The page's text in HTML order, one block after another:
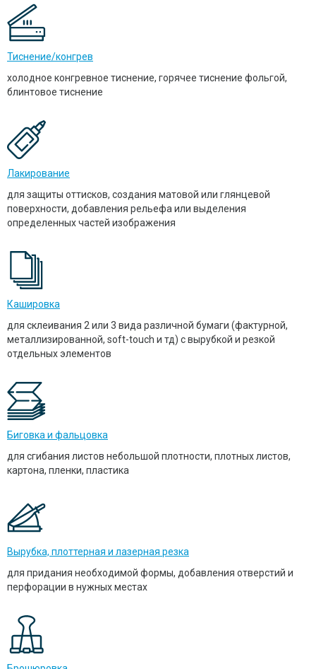
Тиснение/конгрев
холодное конгревное тиснение, горячее тиснение фольгой,
блинтовое тиснение
Лакирование
для защиты оттисков, создания матовой или глянцевой
поверхности, добавления рельефа или выделения
определенных частей изображения
Кашировка
для склеивания 2 или 3 вида различной бумаги (фактурной,
металлизированной, soft-touch и тд) с вырубкой и резкой
отдельных элементов
Биговка и фальцовка
для сгибания листов небольшой плотности, плотных листов,
картона, пленки, пластика
Вырубка, плоттерная и лазерная резка
для придания необходимой формы, добавления отверстий и
перфорации в нужных местах